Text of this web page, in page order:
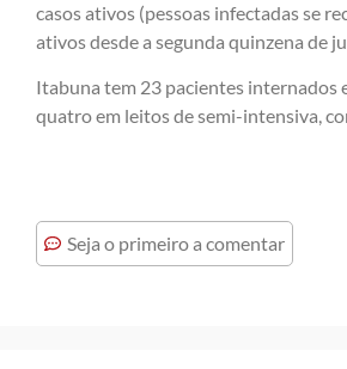
casos ativos (pessoas infectadas se
ativos desde a segunda quinzena de
Itabuna tem 23 pacientes internados
quatro em leitos de semi-intensiva,
Seja o primeiro a comentar